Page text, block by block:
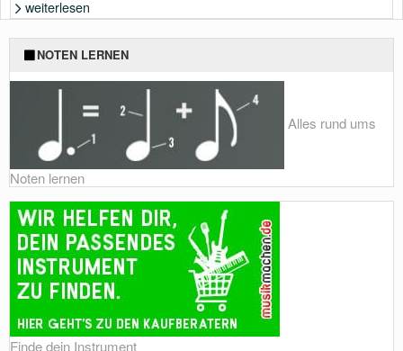
weiterlesen
NOTEN LERNEN
Alles rund ums
Noten lernen
Finde dein Instrument